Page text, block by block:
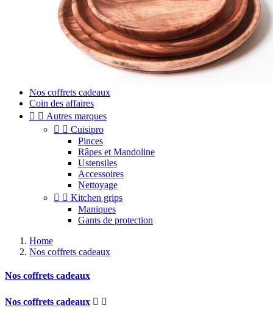
Nos coffrets cadeaux
Coin des affaires
  Autres marques
  Cuisipro
Pinces
Râpes et Mandoline
Ustensiles
Accessoires
Nettoyage
  Kitchen grips
Maniques
Gants de protection
Home
Nos coffrets cadeaux
Nos coffrets cadeaux
Nos coffrets cadeaux  